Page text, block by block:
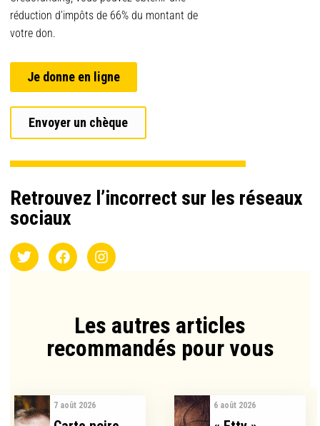
réduction d’impôts de 66% du montant de
votre don.
Je donne en ligne
Envoyer un chèque
Retrouvez l’incorrect sur les réseaux
sociaux
Les autres articles
recommandés pour vous​
7 août 2026 6 août 2026